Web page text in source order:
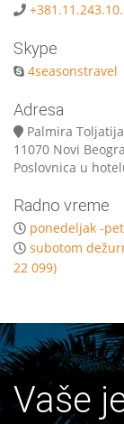
Skype
4seasonstravel
Adresa
Palmira
11070 Novi
Poslovnica u
Radno vreme
ponedeljak -
subotom
22 099)
Vaše